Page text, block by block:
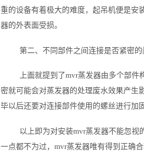
重的设备有着极大的难度，起吊机便是安
器的外表面受损。
第二、不同部件之间连接是否紧密的
上面就提到了mvr蒸发器由多个部
密就可能会对蒸发器的处理废水效果产生
毕以后还要对连接部件使用的螺丝进行加
以上即为对安装mvr蒸发器不能忽
一点都不为过，mvr蒸发器唯有得到正确